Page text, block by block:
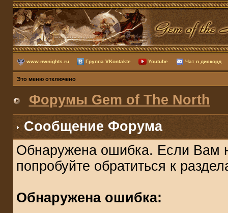
www.nwnights.ru Группа VKontakte Youtube Чат в дискорд
Это меню отключено
Форумы Gem of The North
Сообщение Форума
Обнаружена ошибка. Если Вам
попробуйте обратиться к
Обнаружена ошибка: